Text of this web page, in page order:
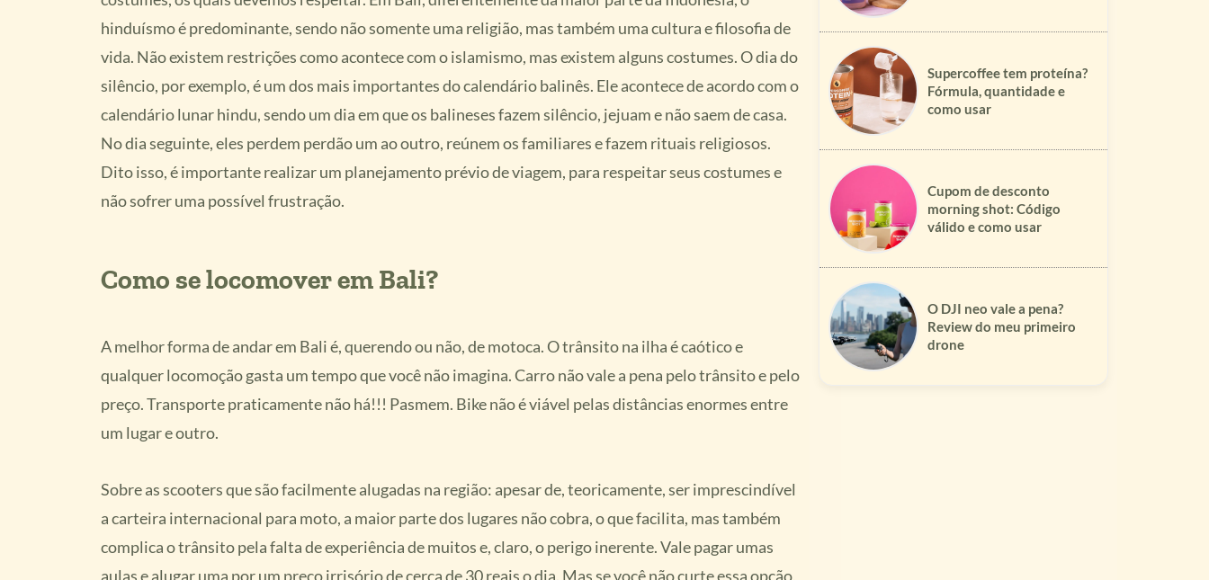
hinduísmo é predominante, sendo não somente uma religião, mas também uma cultura e filosofia de
vida. Não existem restrições como acontece com o islamismo, mas existem alguns costumes. O dia do
silêncio, por exemplo, é um dos mais importantes do calendário balinês. Ele acontece de acordo com o
calendário lunar hindu, sendo um dia em que os balineses fazem silêncio, jejuam e não saem de casa.
No dia seguinte, eles perdem perdão um ao outro, reúnem os familiares e fazem rituais religiosos.
Dito isso, é importante realizar um planejamento prévio de viagem, para respeitar seus costumes e
não sofrer uma possível frustração.
Como se locomover em Bali?
A melhor forma de andar em Bali é, querendo ou não, de motoca. O trânsito na ilha é caótico e
qualquer locomoção gasta um tempo que você não imagina. Carro não vale a pena pelo trânsito e pelo
preço. Transporte praticamente não há!!! Pasmem. Bike não é viável pelas distâncias enormes entre
um lugar e outro.
Sobre as scooters que são facilmente alugadas na região: apesar de, teoricamente, ser imprescindível
a carteira internacional para moto, a maior parte dos lugares não cobra, o que facilita, mas também
complica o trânsito pela falta de experiência de muitos e, claro, o perigo inerente. Vale pagar umas
aulas e alugar uma por um preço irrisório de cerca de 30 reais o dia. Mas se você não curte essa opção,
Supercoffee tem proteína?
Fórmula, quantidade e
como usar
Cupom de desconto
morning shot: Código
válido e como usar
O DJI neo vale a pena?
Review do meu primeiro
drone